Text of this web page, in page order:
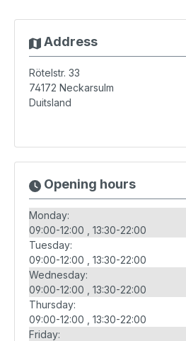
Address
Rötelstr. 33
74172 Neckarsulm
Duitsland
Opening hours
Monday:
09:00-12:00
13:30-22:00
Tuesday:
09:00-12:00
13:30-22:00
Wednesday:
09:00-12:00
13:30-22:00
Thursday:
09:00-12:00
13:30-22:00
Friday: